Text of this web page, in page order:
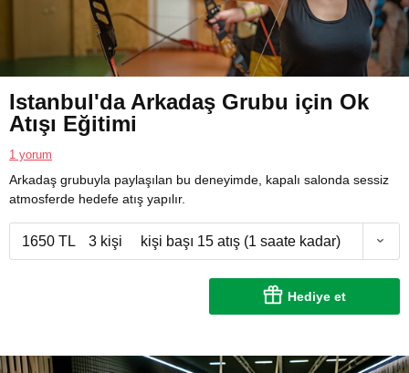
Istanbul'da Arkadaş Grubu için Ok
Atışı Eğitimi
1 yorum
Arkadaş grubuyla paylaşılan bu deneyimde, kapalı salonda sessiz
atmosferde hedefe atış yapılır.
1650 TL 3 kişi kişi başı 15 atış (1 saate kadar)
Hediye et